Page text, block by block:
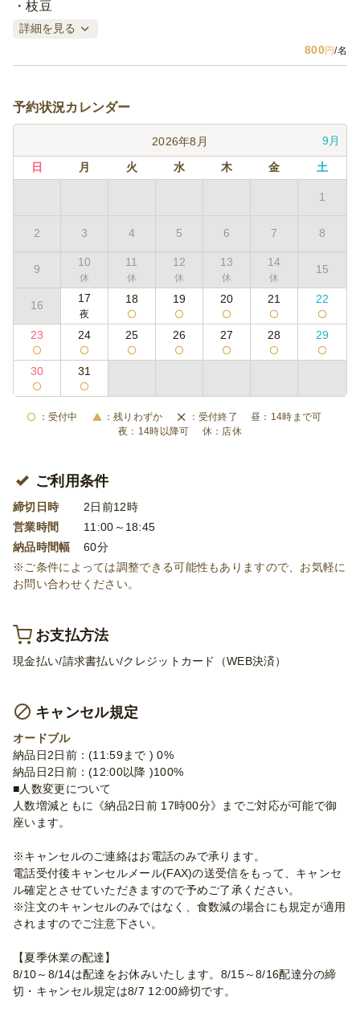
枝豆
詳細を見る
800円/名
予約状況カレンダー
2026年8月 9月
日 月 火 水 木 金 土
1
2 3 4 5 6 7 8
9
10 11 12 13 14
15
16
17 18 19 20 21 22
23 24 25 26 27 28 29
30 31
受付中 残りわずか 受付終了
14時まで可
14時以降可
店休
ご利用条件
締切日時
2日前12時
営業時間
11:00～18:45
納品時間幅
60分
※ご条件によっては調整できる可能性もありますので、お気軽に
お問い合わせください。
お支払方法
現金払い/請求書払い/クレジットカード（WEB決済）
キャンセル規定
オードブル
納品日2日前：(11:59まで ) 0%
納品日2日前：(12:00以降 )100%
■人数変更について
人数増減ともに《納品2日前 17時00分》までご対応が可能で御
座います。
※キャンセルのご連絡はお電話のみで承ります。
電話受付後キャンセルメール(FAX)の送受信をもって、キャンセ
ル確定とさせていただきますので予めご了承ください。
※注文のキャンセルのみではなく、食数減の場合にも規定が適用
されますのでご注意下さい。
【夏季休業の配達】
8/10～8/14は配達をお休みいたします。8/15～8/16配達分の締
切・キャンセル規定は8/7 12:00締切です。